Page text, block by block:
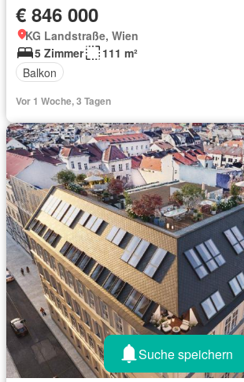
€ 846 000
KG Landstraße, Wien
5 Zimmer
111 m²
Balkon
Vor 1 Woche, 3 Tagen
Suche speichern